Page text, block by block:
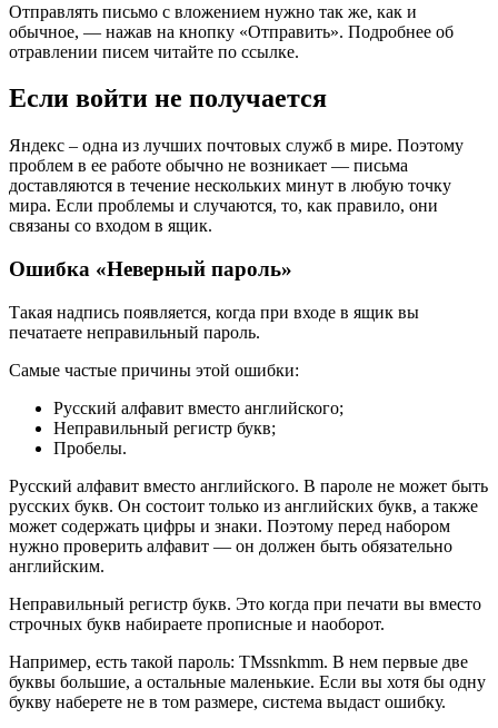
Отправлять письмо с вложением нужно так же, как и
обычное, — нажав на кнопку «Отправить». Подробнее об
отравлении писем читайте по ссылке.
Если войти не получается
Яндекс – одна из лучших почтовых служб в мире. Поэтому
проблем в ее работе обычно не возникает — письма
доставляются в течение нескольких минут в любую точку
мира. Если проблемы и случаются, то, как правило, они
связаны со входом в ящик.
Ошибка «Неверный пароль»
Такая надпись появляется, когда при входе в ящик вы
печатаете неправильный пароль.
Самые частые причины этой ошибки:
Русский алфавит вместо английского;
Неправильный регистр букв;
Пробелы.
Русский алфавит вместо английского. В пароле не может быть
русских букв. Он состоит только из английских букв, а также
может содержать цифры и знаки. Поэтому перед набором
нужно проверить алфавит — он должен быть обязательно
английским.
Неправильный регистр букв. Это когда при печати вы вместо
строчных букв набираете прописные и наоборот.
Например, есть такой пароль: TMssnkmm. В нем первые две
буквы большие, а остальные маленькие. Если вы хотя бы одну
букву наберете не в том размере, система выдаст ошибку.